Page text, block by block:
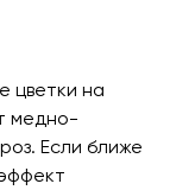
цветки на
медно-
Если ближе